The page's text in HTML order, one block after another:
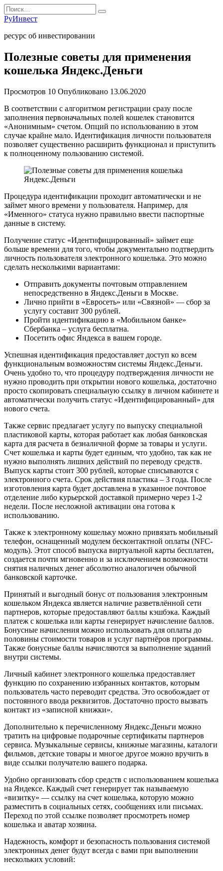
Перейти
к
содержанию
Search
for:
РуИнвест
ресурс об инвестировании
Полезные советы для применения
кошелька Яндекс.Деньги
Просмотров 10 Опубликовано 13.06.2020
В соответствии с алгоритмом регистрации сразу после
заполнения первоначальных полей кошелек становится
«Анонимным» счетом. Опций по использованию в этом
случае крайне мало. Идентификация личности пользователя
позволяет существенно расширить функционал и приступить
к полноценному пользованию системой.
Процедура идентификации проходит автоматически и не
займет много времени у пользователя. Например, для
«Именного» статуса нужно правильно ввести паспортные
данные в систему.
Получение статус «Идентифицированный» займет еще
больше времени для того, чтобы документально подтвердить
личность пользователя электронного кошелька. Это можно
сделать несколькими вариантами:
Отправить документы почтовым отправлением
непосредственно в Яндекс.Деньги в Москве.
Лично прийти в «Евросеть» или «Связной» — сбор за
услугу составит 300 рублей.
Пройти идентификацию в «Мобильном банке»
Сбербанка – услуга бесплатна.
Посетить офис Яндекса в вашем городе.
Успешная идентификация предоставляет доступ ко всем
функциональным возможностям системы Яндекс.Деньги.
Очень удобно то, что процедуру подтверждения личности не
нужно проводить при открытии нового кошелька, достаточно
просто скопировать специальную ссылку в личном кабинете и
автоматически получить статус «Идентифицированный» для
нового счета.
Также сервис предлагает услугу по выпуску специальной
пластиковой карты, которая работает как любая банковская
карта для расчета в безналичной форме за товары и услуги.
Счет кошелька и карты будет единым, что удобно, так как не
нужно выполнять лишних действий по переводу средств.
Выпуск карты стоит 300 рублей, которые списываются с
электронного счета. Срок действия пластика – 3 года. После
изготовления карта будет доставлена в указанное почтовое
отделение либо курьерской доставкой примерно через 1-2
недели. После несложной активации она готова к
использованию.
Также к электронному кошельку можно привязать мобильный
телефон, оснащенный модулем бесконтактной оплаты (NFC-
модуль). Этот способ выпуска виртуальной карты бесплатен,
создается почти мгновенно и за исключением возможности
снятия наличных денег абсолютно аналогичен обычной
банковской карточке.
Принятый и выгодный бонус от пользования электронным
кошельком Яндекса является наличие разветвлённой сети
партнеров, которые предоставляют баллы кэшбэка. Каждый
платеж с кошелька или карты генерирует начисление баллов.
Бонусные начисления можно использовать для оплаты до
половины стоимости товаров и услуг партнёров программы.
Также бонусные баллы начисляются за выполнение заданий
внутри системы.
Личный кабинет электронного кошелька предоставляет
функцию по сохранению избранных контактов, которым
пользователь часто переводит средства. Это освобождает от
постоянного ввода реквизитов. Достаточно просто вызвать
контакт из «записной книжки».
Дополнительно к перечисленному Яндекс.Деньги можно
тратить на цифровые подарочные сертификаты партнеров
сервиса. Музыкальные сервисы, книжные магазины, каталоги
фильмов, детские товары и многое другое можно вручить в
виде ссылки получателю вашего подарка.
Удобно организовать сбор средств с использованием кошелька
на Яндексе. Каждый счет генерирует так называемую
«визитку» — ссылку на счет кошелька, которую можно
разместить в социальных сетях, сообщениях или письмах.
Переход по этой ссылке позволяет просмотреть номер
кошелька и аватар хозяина.
Надежность, комфорт и безопасность пользования системой
электронных денег будут всегда с вами при выполнении
нескольких условий: